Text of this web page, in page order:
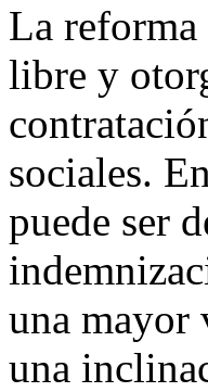
La
libre y
sociales.
puede ser
una mayor
una